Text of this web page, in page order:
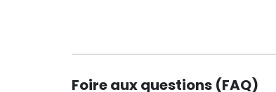
comprendre les enjeux de la
impressionnantes créatures… En
Foire aux questions (FAQ)